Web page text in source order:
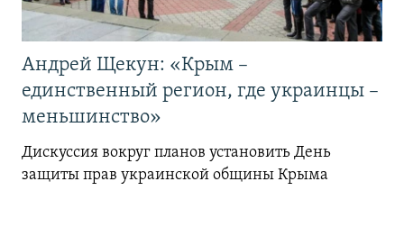
Андрей Щекун: «Крым –
единственный регион, где украинцы –
меньшинство»
Дискуссия вокруг планов установить День
защиты прав украинской общины Крыма